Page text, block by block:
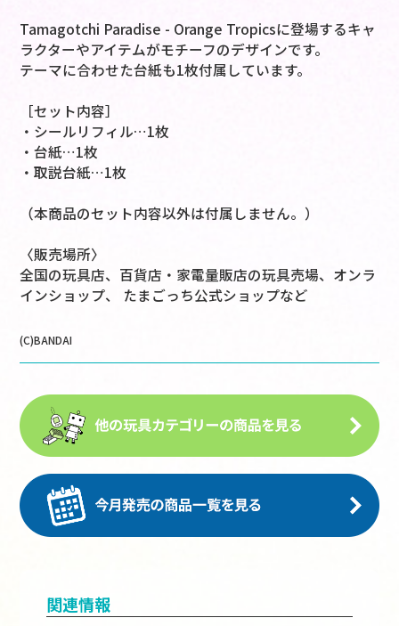
Tamagotchi Paradise - Orange Tropicsに登場するキャ
ラクターやアイテムがモチーフのデザインです。
テーマに合わせた台紙も1枚付属しています。
［セット内容］
・シールリフィル…1枚
・台紙…1枚
・取説台紙…1枚
（本商品のセット内容以外は付属しません。）
〈販売場所〉
全国の玩具店、百貨店・家電量販店の玩具売場、オンラ
インショップ、 たまごっち公式ショップなど
(C)BANDAI
関連情報